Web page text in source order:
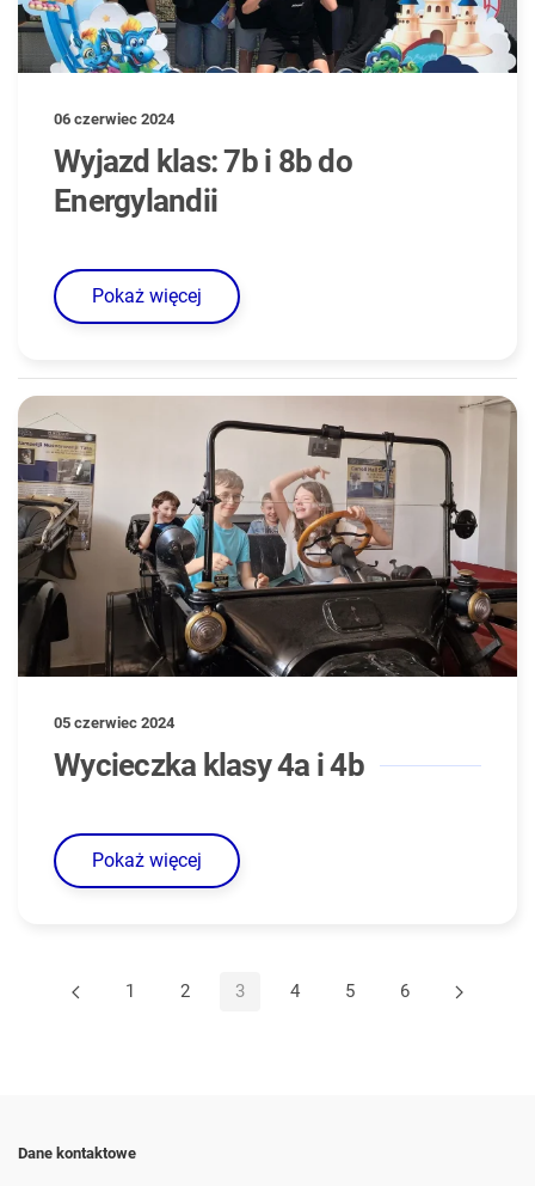
06 czerwiec 2024
Wyjazd klas: 7b i 8b do
Energylandii
Pokaż więcej
05 czerwiec 2024
Wycieczka klasy 4a i 4b
Pokaż więcej
1 2 3 4 5 6
Dane kontaktowe